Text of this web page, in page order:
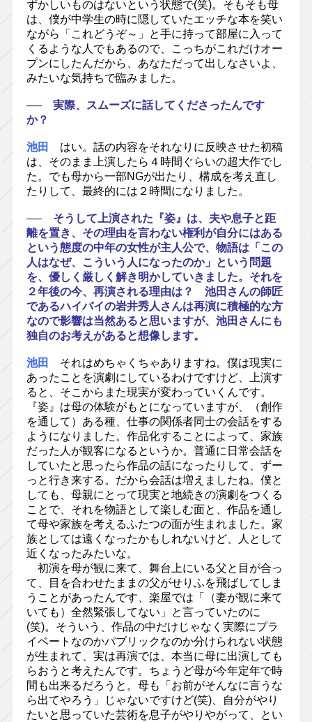
ずかしいものはないという状態で(笑)。そもそも母
は、僕が中学生の時に隠していたエッチな本を笑い
ながら「これどうぞ～」と手に持って部屋に入って
くるような人でもあるので、こっちがこれだけオー
プンにしたんだから、あなただって出しなさいよ、
みたいな気持ちで臨みました。
── 実際、スムーズに話してくださったんです
か？
池田
はい。話の内容をそれなりに反映させた初稿
は、そのまま上演したら４時間ぐらいの超大作でし
た。でも母から一部NGが出たり、構成を考え直し
たりして、最終的には２時間になりました。
── そうして上演された『姿』は、夫や息子と距
離を置き、その理由を言わない権利が自分にはある
という態度の中年の女性が主人公で、物語は「この
人はなぜ、こういう人になったのか」という問題
を、優しく厳しく解き明かしていきました。それを
２年後の今、再演される理由は？ 池田さんの師匠
であるハイバイの岩井秀人さんは再演に積極的な方
なので影響は当然あると思いますが、池田さんにも
独自のお考えがあると想像します。
池田
それはめちゃくちゃありますね。僕は現実に
あったことを演劇にしているわけですけど、上演す
ると、そこからまた現実が変わっていくんです。
『姿』は母の体験がもとになっていますが、（創作
を通して）ある種、仕事の関係者同士の会話をする
ようになりました。作品化することによって、家族
だった人が観客になるというか。普通に日常会話を
していたと思ったら作品の話になったりして、ずー
っと行き来する。だから会話は増えましたね。僕と
しても、母親にとって現実と地続きの演劇をつくる
ことで、それを物語として楽しむ面と、作品を通し
て母や家族を考えるふたつの面が生まれました。家
族としては遠くなったかもしれないけど、人として
近くなったみたいな。
初演を母が観に来て、舞台上にいる父と目が合っ
て、目を合わせたままの父がせりふを飛ばしてしま
うことがあったんです、楽屋では「（妻が観に来て
いても）全然緊張してない」と言っていたのに
(笑)。そういう、作品の中だけじゃなく実際にプラ
イベートなのかパブリックなのか分けられない状態
が生まれて、実は再演では、本当に母に出演しても
らおうと考えたんです。ちょうど母が今年定年で時
間も出来るだろうと。母も「お前がそんなに言うな
ら出てやろう」じゃないですけど(笑)、自分がやり
たいと思っていた芸術を息子がやりやがって、とい